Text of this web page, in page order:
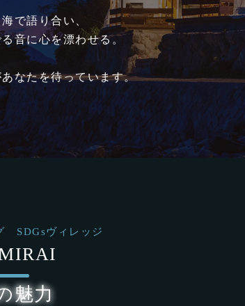
で語り合い、
音に心を漂わせる。
なたを待っています。
SDGsヴィレッジ
魅力